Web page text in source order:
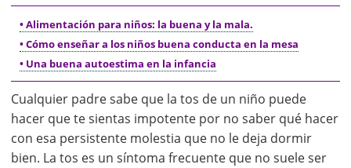
• Alimentación para niños: la buena y la mala.
• Cómo enseñar a los niños buena conducta en la mesa
• Una buena autoestima en la infancia
Cualquier padre sabe que la tos de un niño puede
hacer que te sientas impotente por no saber qué hacer
con esa persistente molestia que no le deja dormir
bien. La tos es un síntoma frecuente que no suele ser